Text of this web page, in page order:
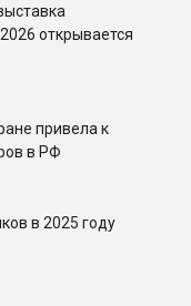
открывается
привела к
в РФ
в 2025 году